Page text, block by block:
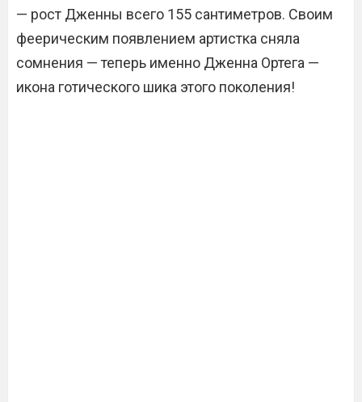
— рост Дженны всего 155 сантиметров. Своим
феерическим появлением артистка сняла
сомнения — теперь именно Дженна Ортега —
икона готического шика этого поколения!